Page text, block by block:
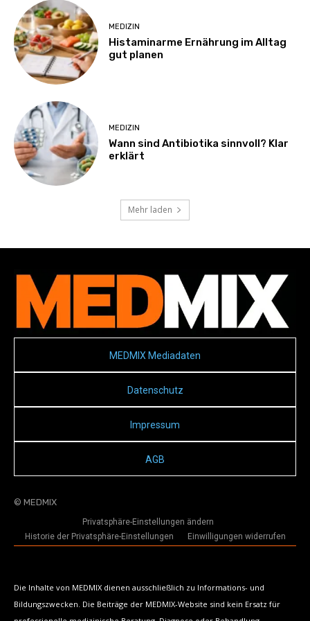
MEDIZIN
Histaminarme Ernährung im Alltag
gut planen
MEDIZIN
Wann sind Antibiotika sinnvoll? Klar
erklärt
Mehr laden
MEDMIX Mediadaten
Datenschutz
Impressum
AGB
© MEDMIX
Privatsphäre-Einstellungen ändern
Historie der Privatsphäre-Einstellungen
Einwilligungen widerrufen
Die Inhalte von MEDMIX dienen ausschließlich zu Informations- und
Bildungszwecken. Die Beiträge der MEDMIX-Website sind kein Ersatz für